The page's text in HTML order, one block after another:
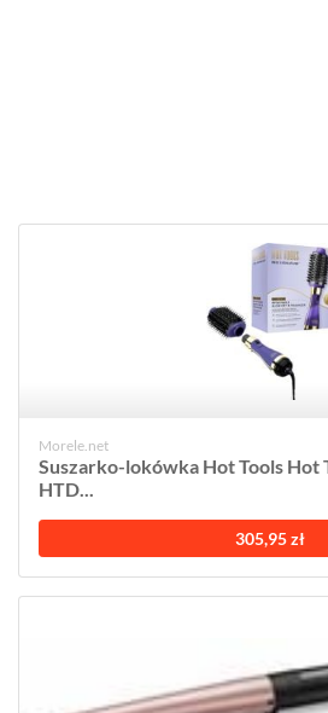
Morele.net
Suszarko-lokówka Hot Tools Hot
HTD...
305,95 zł